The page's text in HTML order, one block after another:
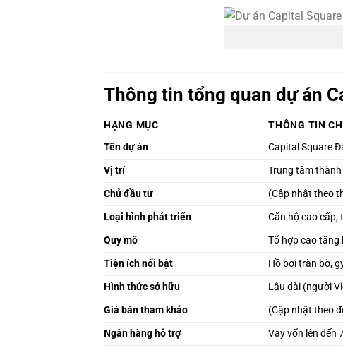
Thông tin tổng quan dự án
HẠNG MỤC
THÔNG TIN
Tên dự án
Capital Square
Vị trí
Trung tâm
Chủ đầu tư
(Cập nhật theo
Loại hình phát triển
Căn hộ cao
Quy mô
Tổ hợp cao tầng
Tiện ích nổi bật
Hồ bơi tràn bờ,
Hình thức sở hữu
Lâu dài (người
Giá bán tham khảo
(Cập nhật theo
Ngân hàng hỗ trợ
Vay vốn lên đến